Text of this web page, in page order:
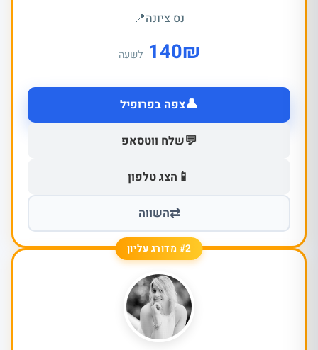
נס ציונה📍
₪
140 לשעה
👤צפה בפרופיל
💬שלח ווטסאפ
📱 הצג טלפון
⇄השווה
#2 מדורג עליון